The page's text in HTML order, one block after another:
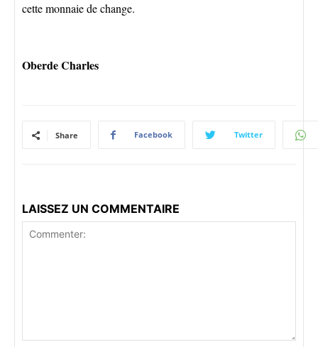
cette monnaie de change.
Oberde Charles
Share Facebook Twitter
LAISSEZ UN COMMENTAIRE